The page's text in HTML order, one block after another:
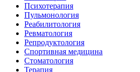
Психотерапия
Пульмонология
Реабилитология
Ревматология
Репродуктология
Спортивная медицина
Стоматология
Терапия